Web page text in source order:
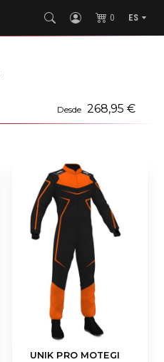
0 ES
Desde 268,95 €
UNIK PRO MOTEGI